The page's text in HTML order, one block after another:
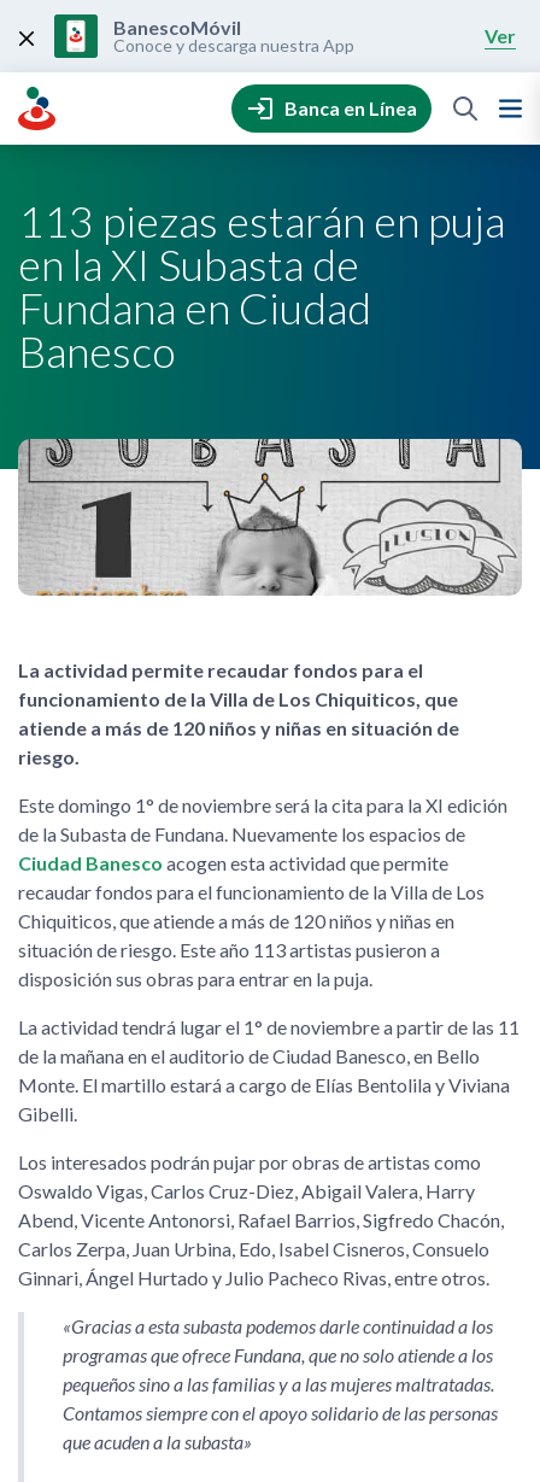
content
BanescoMóvil
Conoce y descarga nuestra App Ver
Banca en Línea
113 piezas estarán en puja
en la XI Subasta de
Fundana en Ciudad
Banesco
La actividad permite recaudar fondos para el
funcionamiento de la Villa de Los Chiquiticos, que
atiende a más de 120 niños y niñas en situación de
riesgo.
Este domingo 1° de noviembre será la cita para la XI edición
de la Subasta de Fundana. Nuevamente los espacios de
Ciudad Banesco acogen esta actividad que permite
recaudar fondos para el funcionamiento de la Villa de Los
Chiquiticos, que atiende a más de 120 niños y niñas en
situación de riesgo. Este año 113 artistas pusieron a
disposición sus obras para entrar en la puja.
La actividad tendrá lugar el 1° de noviembre a partir de las 11
de la mañana en el auditorio de Ciudad Banesco, en Bello
Monte. El martillo estará a cargo de Elías Bentolila y Viviana
Gibelli.
Los interesados podrán pujar por obras de artistas como
Oswaldo Vigas, Carlos Cruz-Diez, Abigail Valera, Harry
Abend, Vicente Antonorsi, Rafael Barrios, Sigfredo Chacón,
Carlos Zerpa, Juan Urbina, Edo, Isabel Cisneros, Consuelo
Ginnari, Ángel Hurtado y Julio Pacheco Rivas, entre otros.
«Gracias a esta subasta podemos darle continuidad a los
programas que ofrece Fundana, que no solo atiende a los
pequeños sino a las familias y a las mujeres maltratadas.
Contamos siempre con el apoyo solidario de las personas
que acuden a la subasta»